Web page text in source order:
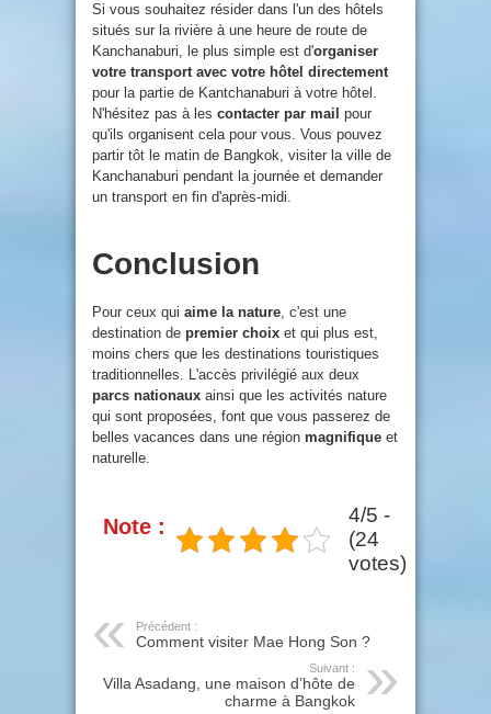
Si vous souhaitez résider dans l'un des hôtels
situés sur la rivière à une heure de route de
Kanchanaburi, le plus simple est d'organiser
votre transport avec votre hôtel directement
pour la partie de Kantchanaburi à votre hôtel.
N'hésitez pas à les contacter par mail pour
qu'ils organisent cela pour vous. Vous pouvez
partir tôt le matin de Bangkok, visiter la ville de
Kanchanaburi pendant la journée et demander
un transport en fin d'après-midi.
Conclusion
Pour ceux qui aime la nature, c'est une
destination de premier choix et qui plus est,
moins chers que les destinations touristiques
traditionnelles. L'accès privilégié aux deux
parcs nationaux ainsi que les activités nature
qui sont proposées, font que vous passerez de
belles vacances dans une région magnifique et
naturelle.
Note :
4/5 -
(24
votes)
Précédent :
Comment visiter Mae Hong Son ?
Suivant :
Villa Asadang, une maison d’hôte de
charme à Bangkok